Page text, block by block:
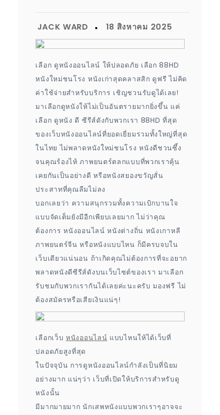
เลือก ดูหนังออนไลน์ ให้ปลอดภัย เลือก 88HD
หนังใหม่ชนโรง หนังเก่าสุดคลาสสิก ดูฟรี ไม่คิด
ค่าใช้จ่ายสำหรับบริการ เชิญชวนรับดูได้เลย!
มาเลือกดูหนังให้ไม่เป็นอันตรายมากยิ่งขึ้น แค่
เลือก ดูหนัง ดี ซีรีส์ดังกับพวกเรา 88HD ที่สุด
ของเว็บหนังออนไลน์ที่ยอดเยี่ยมรวมทั้งใหญ่ที่สุด
ในไทย ไม่พลาดหนังใหม่ชนโรง หนังดีชวนซึ้ง
จนคุณร้องไห้ ภาพยนตร์ตลกแบบที่พวกเราคุ้น
เคยกันเป็นอย่างดี หรือหนังสยองขวัญสั่น
ประสาทที่คุณลืมไม่ลง
บอกเลยว่า ความสนุกรวมทั้งความเบิกบานใจ
แบบจัดเต็มยังมีอีกเพียบเลยมาก ไม่ว่าคุณ
ต้องการ หนังออนไลน์ หนังต่างถิ่น หนังเกาหลี
ภาพยนตร์จีน หรือหนังแบบไหน ก็มีครบจบใน
เว็บเดียวแน่นอน ถ้าเกิดคุณไม่ต้องการที่จะอยาก
พลาดหนังดีซีรีส์ดังบนเว็บไซต์ของเรา มาเลือก
รับชมกับพวกเรากันได้เลยค่ะนะครับ มองฟรี ไม่
ต้องสมัครหรือเสียเงินแน่ๆ!
เลือกเว็บหนังออนไลน์ แบบไหนให้ได้เว็บที่
ปลอดภัยสูงที่สุด
ในปัจจุบัน การดูหนังออนไลน์กำลังเป็นที่นิยม
อย่างมาก แน่ๆว่า เว็บที่เปิดให้บริการสำหรับดู
หนังนั้น
มีมากมายมาก นักเสพหนังแบบพวกเราๆอาจจะ